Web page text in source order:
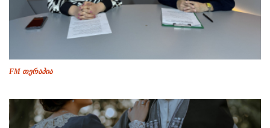
FM თერაპია